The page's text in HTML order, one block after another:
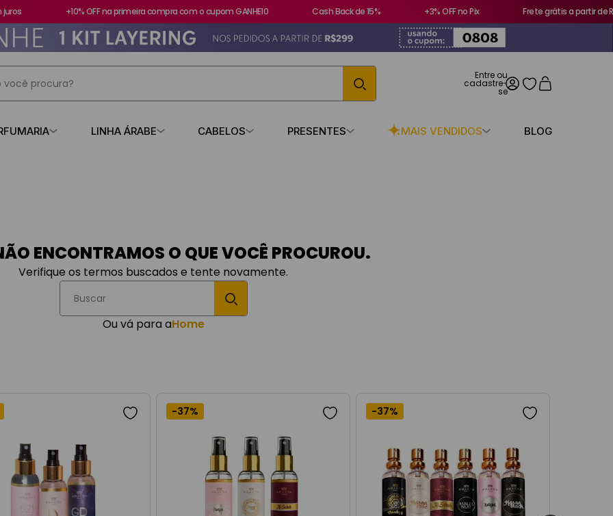
+10% OFF na primeira compra com o cupom GANHE10 Cash Back de 15% +3% OFF no Pix Frete grátis a partir de
você procura?
LINHA ÁRABE CABELOS PRESENTES MAIS VENDIDOS BLOG
ENCONTRAMOS O QUE VOCÊ PROCUROU.
Verifique os termos buscados e tente novamente.
Buscar
Ou vá para aHome
-37% -37%
contratipo